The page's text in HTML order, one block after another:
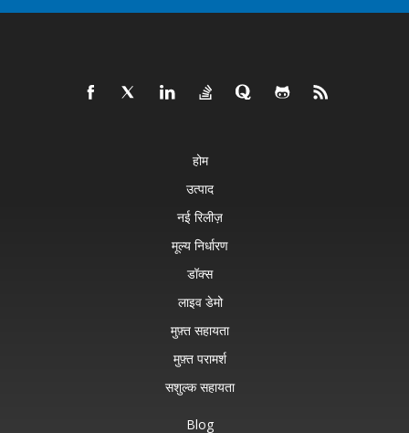
होम
उत्पाद
नई रिलीज़
मूल्य निर्धारण
डॉक्स
लाइव डेमो
मुफ़्त सहायता
मुफ़्त परामर्श
सशुल्क सहायता
Blog